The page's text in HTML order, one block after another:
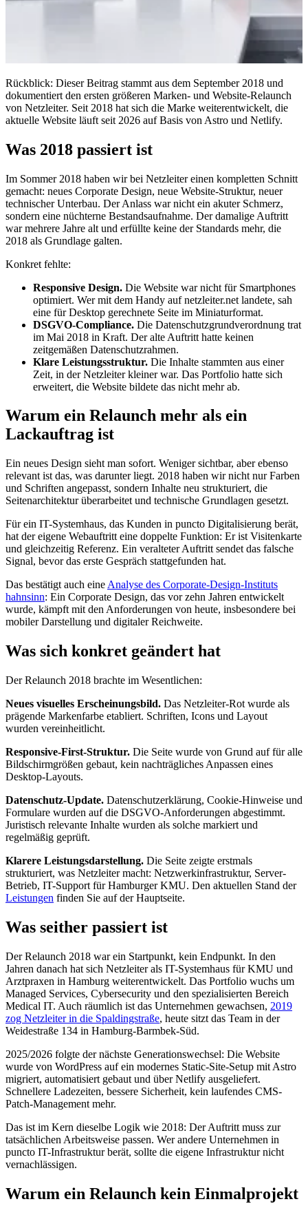
Rückblick: Dieser Beitrag stammt aus dem September 2018 und
dokumentiert den ersten größeren Marken- und Website-Relaunch
von Netzleiter. Seit 2018 hat sich die Marke weiterentwickelt, die
aktuelle Website läuft seit 2026 auf Basis von Astro und Netlify.
Was 2018 passiert ist
Im Sommer 2018 haben wir bei Netzleiter einen kompletten Schnitt
gemacht: neues Corporate Design, neue Website-Struktur, neuer
technischer Unterbau. Der Anlass war nicht ein akuter Schmerz,
sondern eine nüchterne Bestandsaufnahme. Der damalige Auftritt
war mehrere Jahre alt und erfüllte keine der Standards mehr, die
2018 als Grundlage galten.
Konkret fehlte:
Responsive Design. Die Website war nicht für Smartphones
optimiert. Wer mit dem Handy auf netzleiter.net landete, sah
eine für Desktop gerechnete Seite im Miniaturformat.
DSGVO-Compliance. Die Datenschutzgrundverordnung trat
im Mai 2018 in Kraft. Der alte Auftritt hatte keinen
zeitgemäßen Datenschutzrahmen.
Klare Leistungsstruktur. Die Inhalte stammten aus einer
Zeit, in der Netzleiter kleiner war. Das Portfolio hatte sich
erweitert, die Website bildete das nicht mehr ab.
Warum ein Relaunch mehr als ein
Lackauftrag ist
Ein neues Design sieht man sofort. Weniger sichtbar, aber ebenso
relevant ist das, was darunter liegt. 2018 haben wir nicht nur Farben
und Schriften angepasst, sondern Inhalte neu strukturiert, die
Seitenarchitektur überarbeitet und technische Grundlagen gesetzt.
Für ein IT-Systemhaus, das Kunden in puncto Digitalisierung berät,
hat der eigene Webauftritt eine doppelte Funktion: Er ist Visitenkarte
und gleichzeitig Referenz. Ein veralteter Auftritt sendet das falsche
Signal, bevor das erste Gespräch stattgefunden hat.
Das bestätigt auch eine Analyse des Corporate-Design-Instituts
hahnsinn: Ein Corporate Design, das vor zehn Jahren entwickelt
wurde, kämpft mit den Anforderungen von heute, insbesondere bei
mobiler Darstellung und digitaler Reichweite.
Was sich konkret geändert hat
Der Relaunch 2018 brachte im Wesentlichen:
Neues visuelles Erscheinungsbild. Das Netzleiter-Rot wurde als
prägende Markenfarbe etabliert. Schriften, Icons und Layout
wurden vereinheitlicht.
Responsive-First-Struktur. Die Seite wurde von Grund auf für alle
Bildschirmgrößen gebaut, kein nachträgliches Anpassen eines
Desktop-Layouts.
Datenschutz-Update. Datenschutzerklärung, Cookie-Hinweise und
Formulare wurden auf die DSGVO-Anforderungen abgestimmt.
Juristisch relevante Inhalte wurden als solche markiert und
regelmäßig geprüft.
Klarere Leistungsdarstellung. Die Seite zeigte erstmals
strukturiert, was Netzleiter macht: Netzwerkinfrastruktur, Server-
Betrieb, IT-Support für Hamburger KMU. Den aktuellen Stand der
Leistungen finden Sie auf der Hauptseite.
Was seither passiert ist
Der Relaunch 2018 war ein Startpunkt, kein Endpunkt. In den
Jahren danach hat sich Netzleiter als IT-Systemhaus für KMU und
Arztpraxen in Hamburg weiterentwickelt. Das Portfolio wuchs um
Managed Services, Cybersecurity und den spezialisierten Bereich
Medical IT. Auch räumlich ist das Unternehmen gewachsen, 2019
zog Netzleiter in die Spaldingstraße, heute sitzt das Team in der
Weidestraße 134 in Hamburg-Barmbek-Süd.
2025/2026 folgte der nächste Generationswechsel: Die Website
wurde von WordPress auf ein modernes Static-Site-Setup mit Astro
migriert, automatisiert gebaut und über Netlify ausgeliefert.
Schnellere Ladezeiten, bessere Sicherheit, kein laufendes CMS-
Patch-Management mehr.
Das ist im Kern dieselbe Logik wie 2018: Der Auftritt muss zur
tatsächlichen Arbeitsweise passen. Wer andere Unternehmen in
puncto IT-Infrastruktur berät, sollte die eigene Infrastruktur nicht
vernachlässigen.
Warum ein Relaunch kein Einmalprojekt